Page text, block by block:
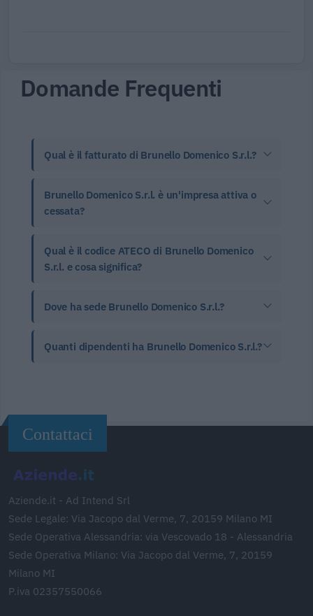
Domande Frequenti
Qual è il fatturato di Brunello Domenico S.r.l.?
Brunello Domenico S.r.l. è un'impresa attiva o
cessata?
Qual è il codice ATECO di Brunello Domenico
S.r.l. e cosa significa?
Dove ha sede Brunello Domenico S.r.l.?
Quanti dipendenti ha Brunello Domenico S.r.l.?
Contattaci
Aziende.it - Ad Intend Srl
Sede Legale: Via Jacopo dal Verme, 7, 20159 Milano MI
Sede Operativa Alessandria: via Vescovado 18 - Alessandria
Sede Operativa Milano: Via Jacopo dal Verme, 7, 20159
Milano MI
P.iva 02357550066